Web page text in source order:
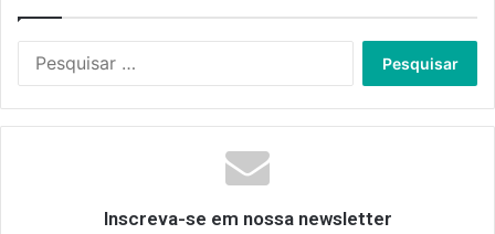
Inscreva-se em nossa newsletter